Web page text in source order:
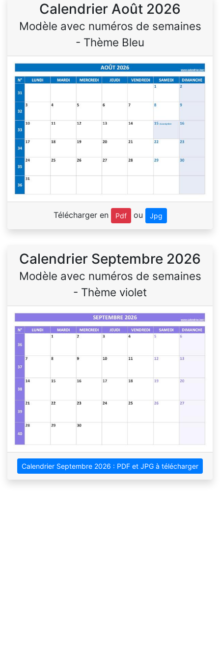
Calendrier Août 2026
Modèle avec numéros de semaines
- Thème Bleu
Télécharger en Pdf ou Jpg
Calendrier Septembre 2026
Modèle avec numéros de semaines
- Thème violet
Calendrier Septembre 2026 : PDF et JPG à télécharger